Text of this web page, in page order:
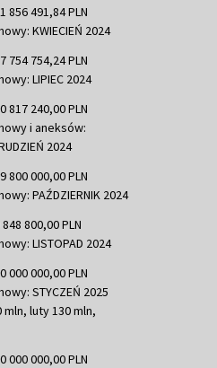
856 491,84 PLN
KWIECIEŃ 2024
754 754,24 PLN
LIPIEC 2024
817 240,00 PLN
i aneksów:
2024
800 000,00 PLN
PAŹDZIERNIK 2024
800,00 PLN
LISTOPAD 2024
000 000,00 PLN
STYCZEŃ 2025
luty 130 mln,
000 000,00 PLN